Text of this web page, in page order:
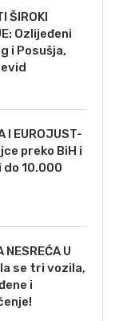
ŠIROKI
Ozlijeđeni
i Posušja,
I EUROJUST-
preko BiH i
10.000
NESREĆA U
se tri vozila,
i